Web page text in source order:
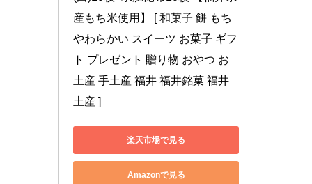
産もち米使用】 [ 和菓子 餅 もち
やわらかい スイーツ お菓子 ギフ
ト プレゼント 贈り物 おやつ お
土産 手土産 福井 福井銘菓 福井
土産 ]
楽天市場で見る
Amazonで見る